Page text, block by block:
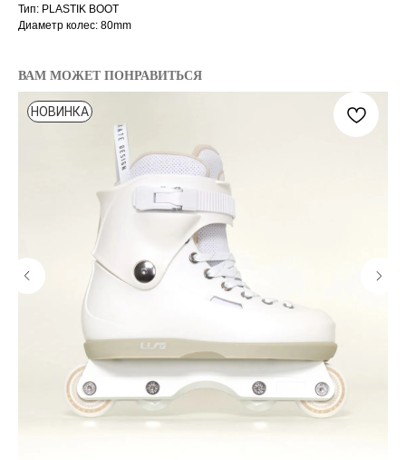
Тип: PLASTIK BOOT
Диаметр колес: 80mm
ВАМ МОЖЕТ ПОНРАВИТЬСЯ
НОВИНКА